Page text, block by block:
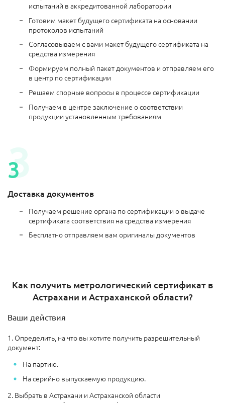
испытаний в аккредитованной лаборатории
Готовим макет будущего сертификата на основании
протоколов испытаний
Согласовываем с вами макет будущего сертификата на
средства измерения
Формируем полный пакет документов и отправляем его
в центр по сертификации
Решаем спорные вопросы в процессе сертификации
Получаем в центре заключение о соответствии
продукции установленным требованиям
Доставка документов
Получаем решение органа по сертификации о выдаче
сертификата соответствия на средства измерения
Бесплатно отправляем вам оригиналы документов
Как получить метрологический сертификат в
Астрахани и Астраханской области?
Ваши действия
1. Определить, на что вы хотите получить разрешительный
документ:
На партию.
На серийно выпускаемую продукцию.
2. Выбрать в Астрахани и Астраханской области